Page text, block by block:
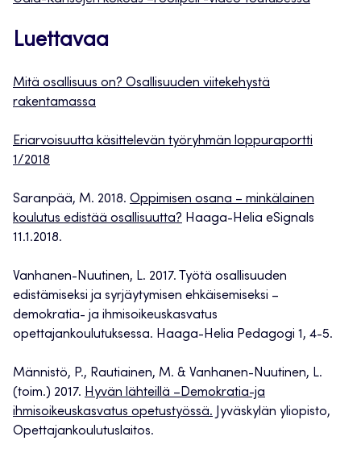
Luettavaa
Mitä osallisuus on? Osallisuuden viitekehystä
rakentamassa
Eriarvoisuutta käsittelevän työryhmän loppuraportti
1/2018
Saranpää, M. 2018. Oppimisen osana – minkälainen
koulutus edistää osallisuutta? Haaga-Helia eSignals
11.1.2018.
Vanhanen-Nuutinen, L. 2017. Työtä osallisuuden
edistämiseksi ja syrjäytymisen ehkäisemiseksi –
demokratia- ja ihmisoikeuskasvatus
opettajankoulutuksessa. Haaga-Helia Pedagogi 1, 4-5.
Männistö, P., Rautiainen, M. & Vanhanen-Nuutinen, L.
(toim.) 2017. Hyvän lähteillä –Demokratia-ja
ihmisoikeuskasvatus opetustyössä. Jyväskylän yliopisto,
Opettajankoulutuslaitos.